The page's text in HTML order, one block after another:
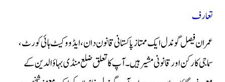
تعارف
عمران فیصل گوندل ایک ممتاز پاکستانی قانون دان، ایڈووکیٹ ہائی کورٹ،
سماجی کارکن اور قانونی مشیر ہیں۔ آپ کا تعلق ضلع منڈی بہاؤالدین کے